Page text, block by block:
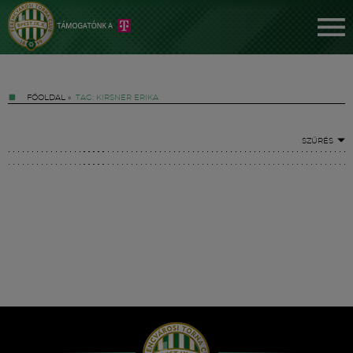
FŐOLDAL » TAG: KIRSNER ERIKA
SZŰRÉS
Hírek